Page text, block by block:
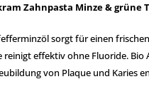
Zahnpasta Minze & grüne
sorgt für einen
reinigt effektiv ohne Fluoride.
von Plaque und Karies